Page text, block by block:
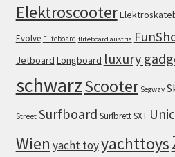
Elektroscooter
Evolve Fliteboard fliteboard austria
Jetboard Longboard luxury
schwarzScooter Segway
Street Surfboard SurfbrettSXT
Wien yacht toyyachttoys